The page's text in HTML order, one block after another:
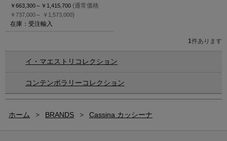
￥663,300～ ￥1,415,700 (通常価格
￥737,000～ ￥1,573,000)
在庫：受注輸入
1件あります
イ・マエストリコレクション
コンテンポラリーコレクション
ホーム > BRANDS > Cassina カッシーナ